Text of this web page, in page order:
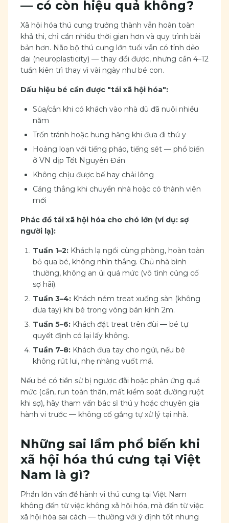
— có còn hiệu quả không?
Xã hội hóa thú cưng trưởng thành vẫn hoàn toàn
khả thi, chỉ cần nhiều thời gian hơn và quy trình bài
bản hơn. Não bộ thú cưng lớn tuổi vẫn có tính dẻo
dai (neuroplasticity) — thay đổi được, nhưng cần 4–12
tuần kiên trì thay vì vài ngày như bé con.
Dấu hiệu bé cần được "tái xã hội hóa":
Sủa/cắn khi có khách vào nhà dù đã nuôi nhiều
năm
Trốn tránh hoặc hung hăng khi đưa đi thú y
Hoảng loạn với tiếng pháo, tiếng sét — phổ biến
ở VN dịp Tết Nguyên Đán
Không chịu được bế hay chải lông
Căng thẳng khi chuyển nhà hoặc có thành viên
mới
Phác đồ tái xã hội hóa cho chó lớn (ví dụ: sợ
người lạ):
Tuần 1–2: Khách lạ ngồi cùng phòng, hoàn toàn
bỏ qua bé, không nhìn thẳng. Chủ nhà bình
thường, không an ủi quá mức (vô tình củng cố
sợ hãi).
Tuần 3–4: Khách ném treat xuống sàn (không
đưa tay) khi bé trong vòng bán kính 2m.
Tuần 5–6: Khách đặt treat trên đùi — bé tự
quyết định có lại lấy không.
Tuần 7–8: Khách đưa tay cho ngửi, nếu bé
không rút lui, nhẹ nhàng vuốt má.
Nếu bé có tiền sử bị ngược đãi hoặc phản ứng quá
mức (cắn, run toàn thân, mất kiểm soát đường ruột
khi sợ), hãy tham vấn bác sĩ thú y hoặc chuyên gia
hành vi trước — không cố gắng tự xử lý tại nhà.
Những sai lầm phổ biến khi
xã hội hóa thú cưng tại Việt
Nam là gì?
Phần lớn vấn đề hành vi thú cưng tại Việt Nam
không đến từ việc không xã hội hóa, mà đến từ việc
xã hội hóa sai cách — thường với ý định tốt nhưng